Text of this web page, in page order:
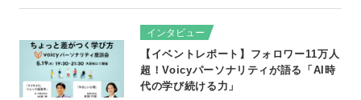
インタビュー
【イベントレポート】フォロワー11万人
超！Voicyパーソナリティが語る「AI時
代の学び続ける力」